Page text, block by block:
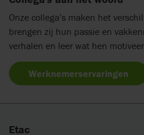
Onze collega’s maken het
brengen zij hun passie en
verhalen en leer wat hen
Werknemerservaringen
Etac